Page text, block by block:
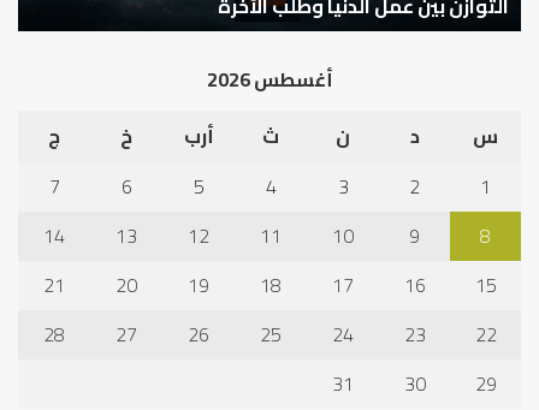
أغسطس 2026
س
د ن ث أرب خ
ج
1
2
3
4
5
6
7
8
9
10
11
12
13
14
15
16
17
18
19
20
21
22
23
24
25
26
27
28
29
30
31